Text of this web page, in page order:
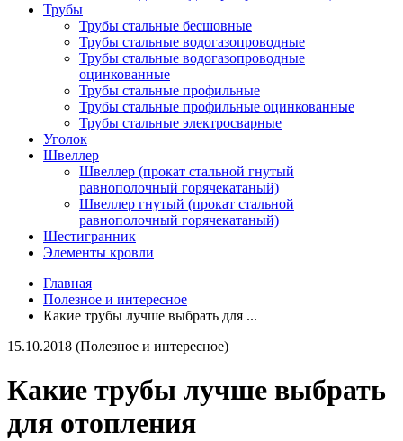
Трубы
Трубы стальные бесшовные
Трубы стальные водогазопроводные
Трубы стальные водогазопроводные
оцинкованные
Трубы стальные профильные
Трубы стальные профильные оцинкованные
Трубы стальные электросварные
Уголок
Швеллер
Швеллер (прокат стальной гнутый
равнополочный горячекатаный)
Швеллер гнутый (прокат стальной
равнополочный горячекатаный)
Шестигранник
Элементы кровли
Главная
Полезное и интересное
Какие трубы лучше выбрать для ...
15.10.2018 (Полезное и интересное)
Какие трубы лучше выбрать
для отопления